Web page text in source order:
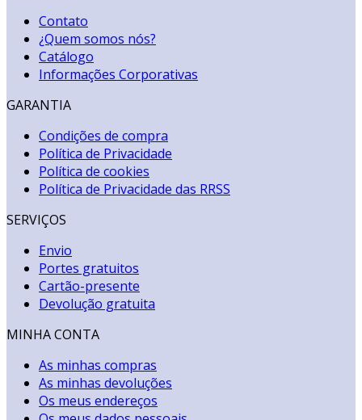
Contato
¿Quem somos nós?
Catálogo
Informações Corporativas
GARANTIA
Condições de compra
Política de Privacidade
Política de cookies
Política de Privacidade das RRSS
SERVIÇOS
Envio
Portes gratuitos
Cartão-presente
Devolução gratuita
MINHA CONTA
As minhas compras
As minhas devoluções
Os meus endereços